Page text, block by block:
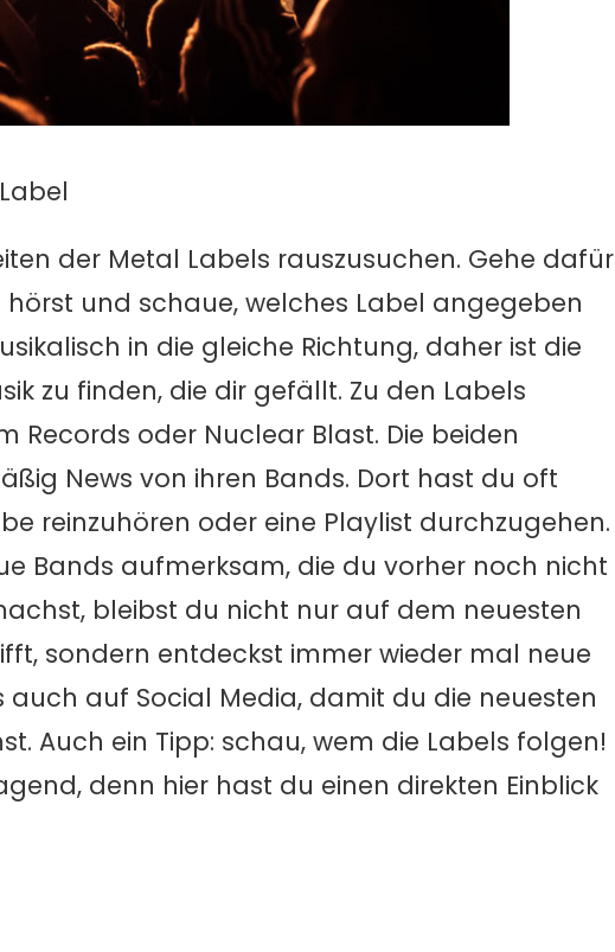
der Metal Labels rauszusuchen. Gehe dafür
und schaue, welches Label angegeben
in die gleiche Richtung, daher ist die
zu finden, die dir gefällt. Zu den Labels
oder Nuclear Blast. Die beiden
News von ihren Bands. Dort hast du oft
reinzuhören oder eine Playlist durchzugehen.
Bands aufmerksam, die du vorher noch nicht
bleibst du nicht nur auf dem neuesten
sondern entdeckst immer wieder mal neue
auch auf Social Media, damit du die neuesten
Auch ein Tipp: schau, wem die Labels folgen!
denn hier hast du einen direkten Einblick